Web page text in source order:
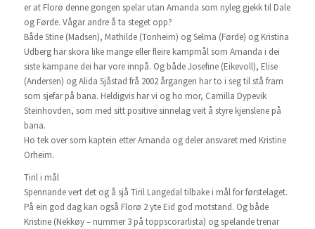
er at Florø denne gongen spelar utan Amanda som nyleg gjekk til Dale
og Førde. Vågar andre å ta steget opp?
Både Stine (Madsen), Mathilde (Tonheim) og Selma (Førde) og Kristina
Udberg har skora like mange eller fleire kampmål som Amanda i dei
siste kampane dei har vore innpå. Og både Josefine (Eikevoll), Elise
(Andersen) og Alida Sjåstad frå 2002 årgangen har to i seg til stå fram
som sjefar på bana. Heldigvis har vi og ho mor, Camilla Dypevik
Steinhovden, som med sitt positive sinnelag veit å styre kjenslene på
bana.
Ho tek over som kaptein etter Amanda og deler ansvaret med Kristine
Orheim.
Tiril i mål
Spennande vert det og å sjå Tiril Langedal tilbake i mål for førstelaget.
På ein god dag kan også Florø 2 yte Eid god motstand. Og både
Kristine (Nekkøy – nummer 3 på toppscorarlista) og spelande trenar